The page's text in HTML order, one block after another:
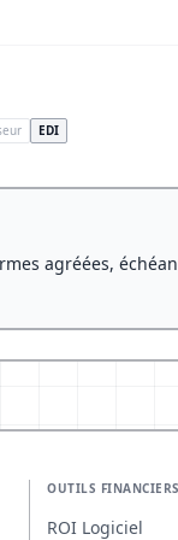
EDI
agréées,
OUTILS FINANCIERS
ROI Logiciel